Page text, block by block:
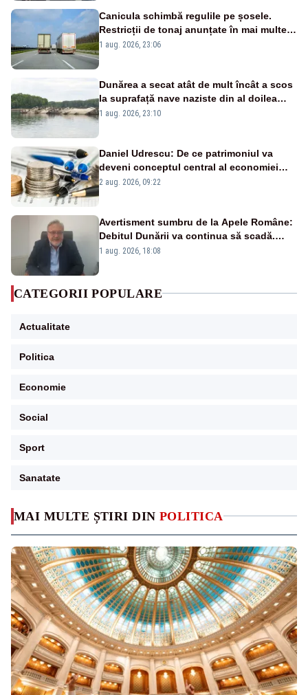
MAI MULTE ȘTIRI DIN POLITICA
Canicula schimbă regulile pe șosele.
Restricții de tonaj anunțate în mai multe
județe
1 aug. 2026, 23:06
Dunărea a secat atât de mult încât a scos
la suprafață nave naziste din al doilea
război mondial
1 aug. 2026, 23:10
Daniel Udrescu: De ce patrimoniul va
deveni conceptul central al economiei
viitoare?
2 aug. 2026, 09:22
Avertisment sumbru de la Apele Române:
Debitul Dunării va continua să scadă.
Cernavodă s-ar putea închide în 4 zile
1 aug. 2026, 18:08
CATEGORII POPULARE
Actualitate
Politica
Economie
Social
Sport
Sanatate